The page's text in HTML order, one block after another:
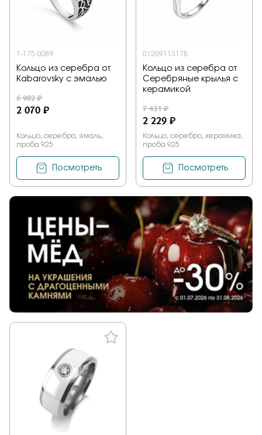
1-175-0089
Кольцо из серебра от
Kabarovsky с эмалью
6 902 ₽
2 070 ₽
Кольцо, серебро, эмаль,
проба 925
Посмотреть
0120911317B
Кольцо из серебра от
Серебряные крылья с
керамикой
7 431 ₽
2 229 ₽
Кольцо, серебро, керамика,
проба 925
Посмотреть
Заказать
Подтверждаю, что я ознакомлен и согласен с условиями
политики конфиденциальности
Отправить